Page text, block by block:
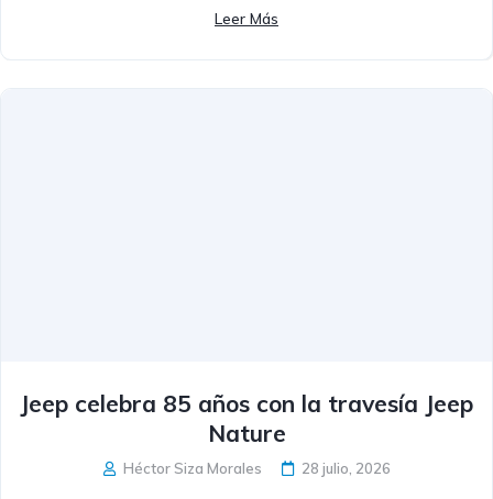
Leer Más
Jeep celebra 85 años con la travesía Jeep
Nature
Héctor Siza Morales 28 julio, 2026